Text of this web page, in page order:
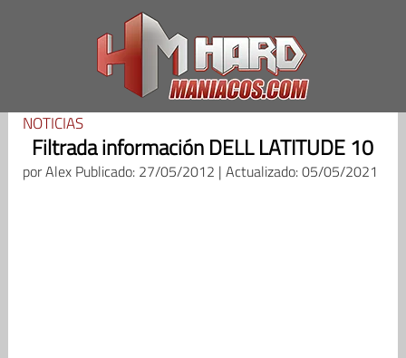
NOTICIAS
Filtrada información DELL LATITUDE 10
porAlex Publicado: 27/05/2012 | Actualizado: 05/05/2021